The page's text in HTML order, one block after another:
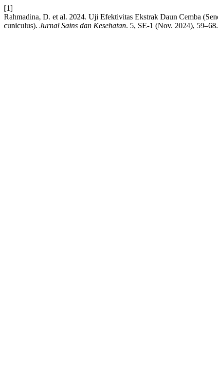
[1]
Rahmadina, D. et al. 2024. Uji Efektivitas Ekstrak Daun Cemba
cuniculus). Jurnal Sains dan Kesehatan. 5, SE-1 (Nov. 2024), 59–68.